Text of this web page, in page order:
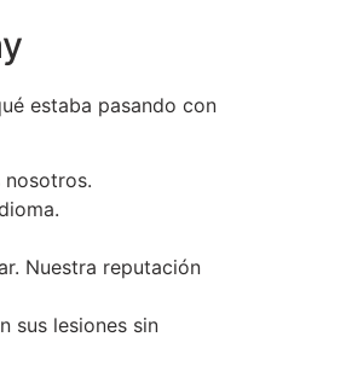
estaba pasando con
Nuestra reputación
sus lesiones sin